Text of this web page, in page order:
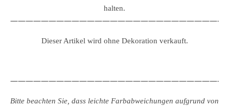
halten.
Dieser Artikel wird ohne Dekoration verkauft.
Bitte beachten Sie, dass leichte Farbabweichungen aufgrund von